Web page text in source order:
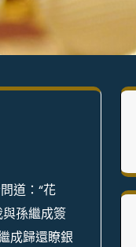
道：“花
孫繼成簽
成歸還瞭銀